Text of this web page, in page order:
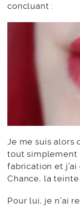
concluant :
Je me suis alors
tout simplement
fabrication et
Chance, la teinte
Pour lui, je n’ai